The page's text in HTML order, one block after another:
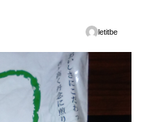
letitbe